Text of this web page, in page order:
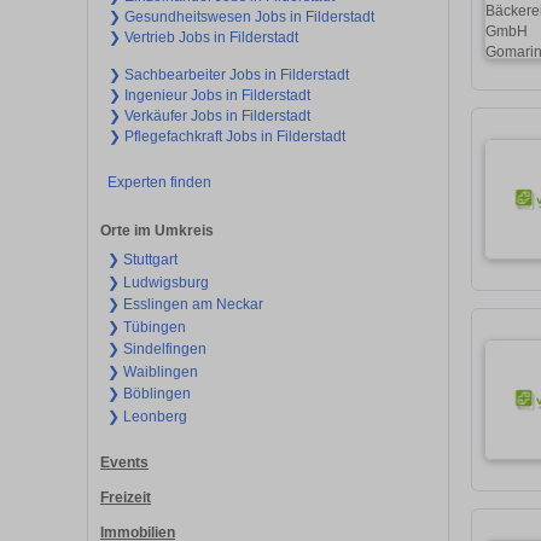
❯ Gesundheitswesen Jobs in Filderstadt
❯ Vertrieb Jobs in Filderstadt
❯ Sachbearbeiter Jobs in Filderstadt
❯ Ingenieur Jobs in Filderstadt
❯ Verkäufer Jobs in Filderstadt
❯ Pflegefachkraft Jobs in Filderstadt
Experten finden
Orte im Umkreis
❯ Stuttgart
❯ Ludwigsburg
❯ Esslingen am Neckar
❯ Tübingen
❯ Sindelfingen
❯ Waiblingen
❯ Böblingen
❯ Leonberg
Events
Freizeit
Immobilien